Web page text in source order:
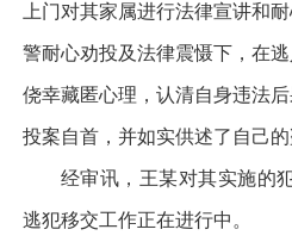
上门对其家属进行法律宣讲和
警耐心劝投及法律震慑下，在
侥幸藏匿心理，认清自身违法
投案自首，并如实供述了自己的
经审讯，王某对其实施的
逃犯移交工作正在进行中。